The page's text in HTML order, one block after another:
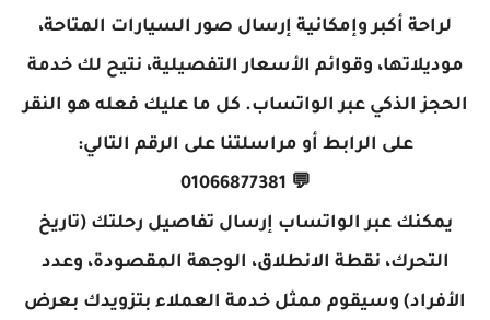
لراحة أكبر وإمكانية إرسال صور السيارات المتاحة،
موديلاتها، وقوائم الأسعار التفصيلية، نتيح لك خدمة
الحجز الذكي عبر الواتساب. كل ما عليك فعله هو النقر
على الرابط أو مراسلتنا على الرقم التالي:
💬 01066877381
يمكنك عبر الواتساب إرسال تفاصيل رحلتك (تاريخ
التحرك، نقطة الانطلاق، الوجهة المقصودة، وعدد
الأفراد) وسيقوم ممثل خدمة العملاء بتزويدك بعرض